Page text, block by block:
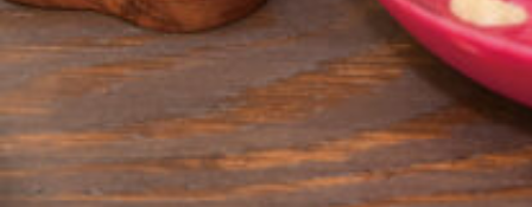
おすすめの映画
誠光社で選びました。
おすすめの本
紹介します。
おすすめのイベント